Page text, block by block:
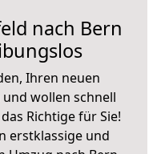
nach Bern
Ihren neuen
wollen schnell
Richtige für Sie!
erstklassige und